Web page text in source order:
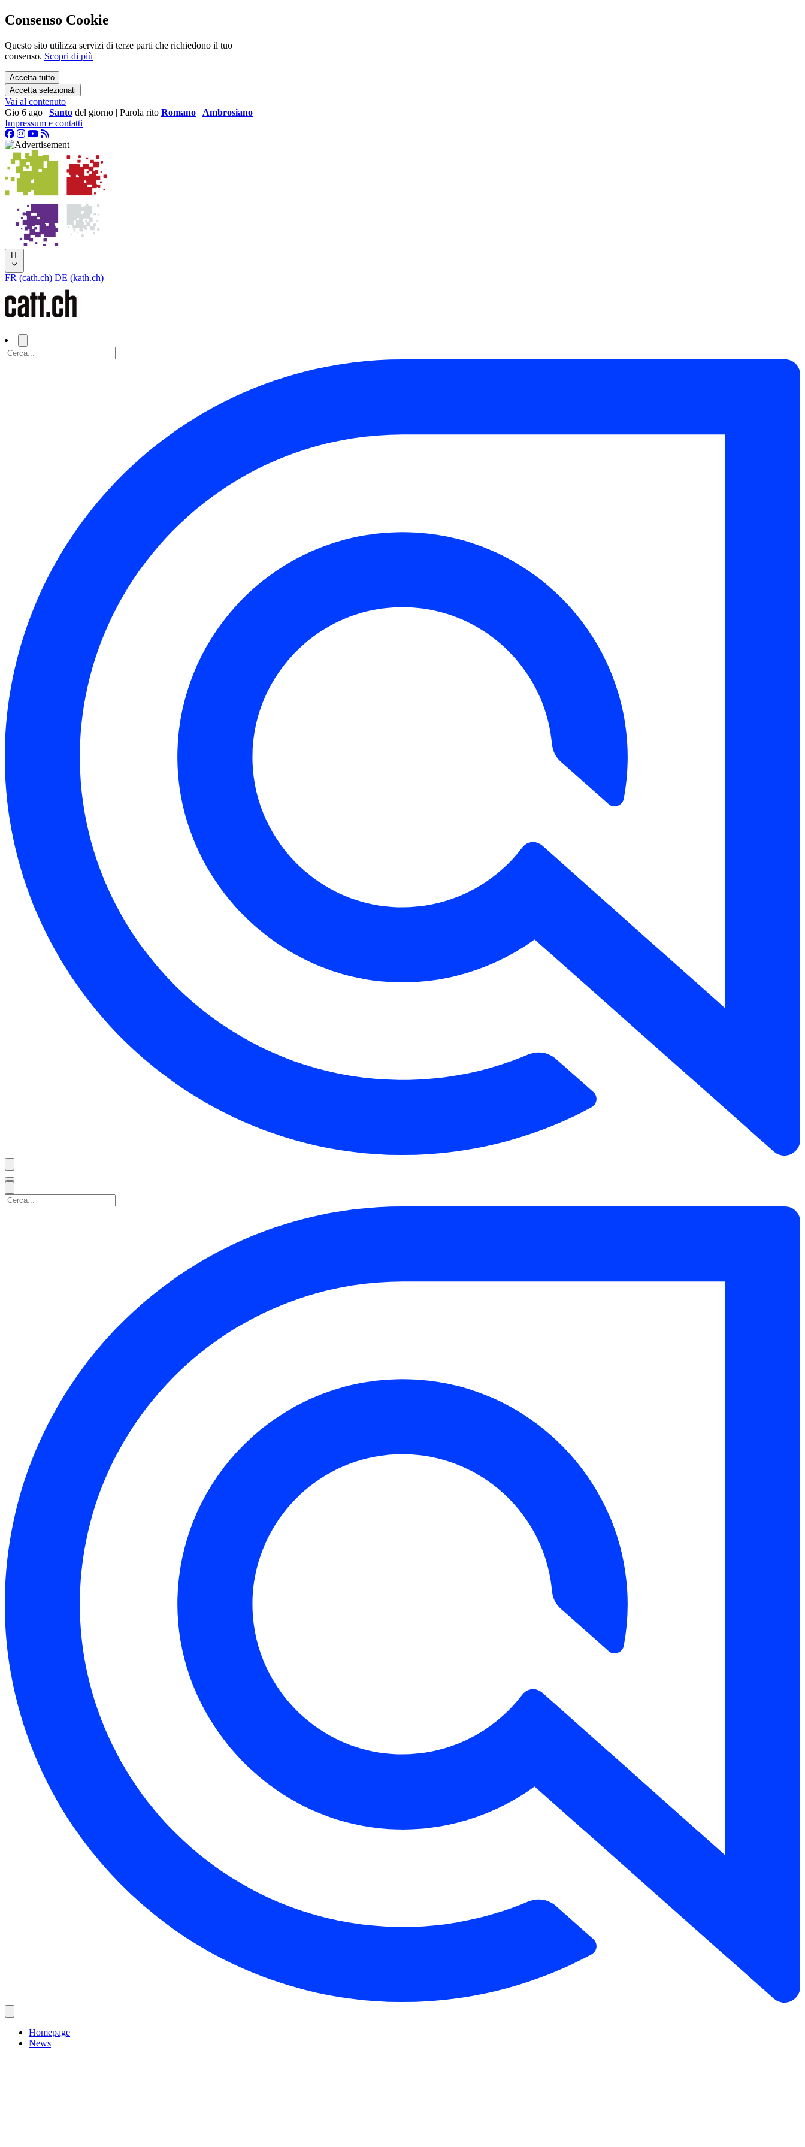
Consenso Cookie
Questo sito utilizza servizi di terze parti che richiedono il tuo
consenso. Scopri di più
Accetta tutto
Accetta selezionati
Vai al contenuto
Gio 6 ago | Santo del giorno | Parola rito Romano | Ambrosiano
Impressum e contatti |
IT
FR (cath.ch) DE (kath.ch)
Homepage
News